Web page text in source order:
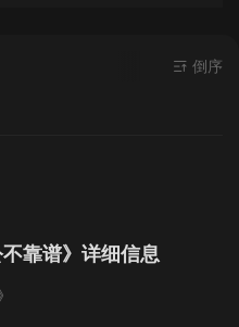
倒序
靠谱》详细信息